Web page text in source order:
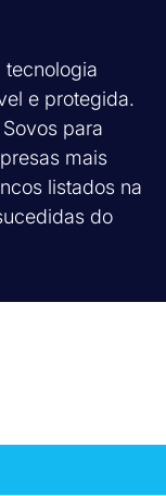
tecnologia
e protegida.
para
mais
listados na
do